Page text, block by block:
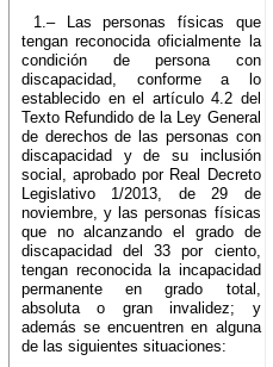
1.– Las personas físicas que
tengan reconocida oficialmente la
condición de persona con
discapacidad, conforme a lo
establecido en el artículo 4.2 del
Texto Refundido de la Ley General
de derechos de las personas con
discapacidad y de su inclusión
social, aprobado por Real Decreto
Legislativo 1/2013, de 29 de
noviembre, y las personas físicas
que no alcanzando el grado de
discapacidad del 33 por ciento,
tengan reconocida la incapacidad
permanente en grado total,
absoluta o gran invalidez; y
además se encuentren en alguna
de las siguientes situaciones: